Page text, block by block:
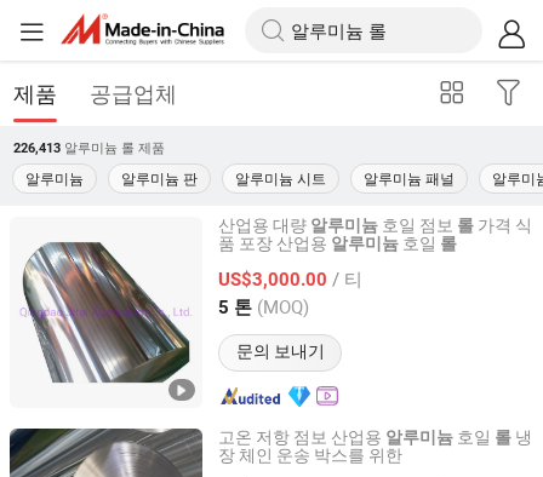
제품 공급업체
226,413 알루미늄 롤 제품
알루미늄 알루미늄 판 알루미늄 시트 알루미늄 패널 알루미
산업용 대량 알루미늄 호일 점보 롤 가격 식
품 포장 산업용 알루미늄 호일 롤
US$3,000.00 / 티
5 톤 (MOQ)
문의 보내기
Qingdao Jitai Aluminium Co., Ltd.
Shandong, China 이후 2016
고온 저항 점보 산업용 알루미늄 호일 롤 냉
장 체인 운송 박스를 위한
Luoyang Wanji Aluminium Processing Co., Ltd.